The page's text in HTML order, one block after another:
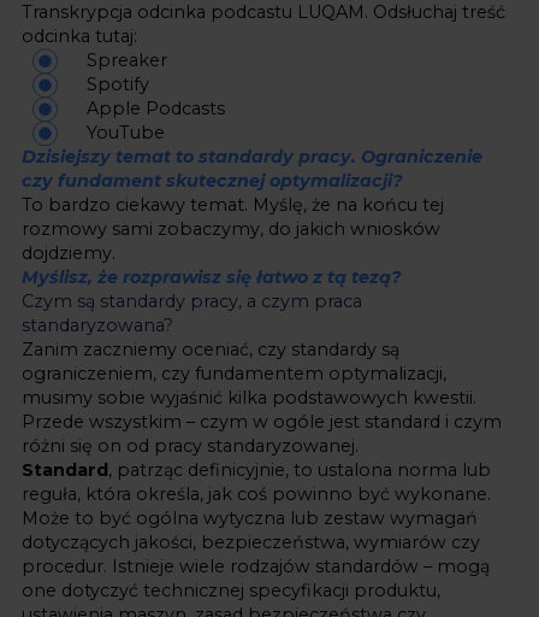
Transkrypcja odcinka podcastu LUQAM. Odsłuchaj treść
odcinka tutaj:
Spreaker
Spotify
Apple Podcasts
YouTube
Dzisiejszy temat to standardy pracy. Ograniczenie
czy fundament skutecznej optymalizacji?
To bardzo ciekawy temat. Myślę, że na końcu tej
rozmowy sami zobaczymy, do jakich wniosków
dojdziemy.
Myślisz, że rozprawisz się łatwo z tą tezą?
Czym są standardy pracy, a czym praca
standaryzowana?
Zanim zaczniemy oceniać, czy standardy są
ograniczeniem, czy fundamentem optymalizacji,
musimy sobie wyjaśnić kilka podstawowych kwestii.
Przede wszystkim – czym w ogóle jest standard i czym
różni się on od pracy standaryzowanej.
Standard, patrząc definicyjnie, to ustalona norma lub
reguła, która określa, jak coś powinno być wykonane.
Może to być ogólna wytyczna lub zestaw wymagań
dotyczących jakości, bezpieczeństwa, wymiarów czy
procedur. Istnieje wiele rodzajów standardów – mogą
one dotyczyć technicznej specyfikacji produktu,